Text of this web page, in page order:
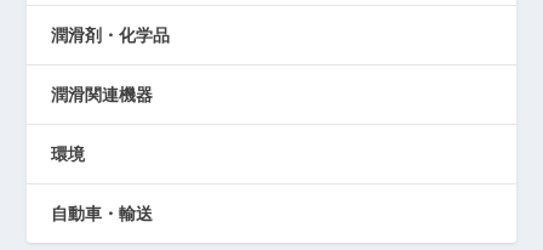
潤滑剤・化学品
潤滑関連機器
環境
自動車・輸送